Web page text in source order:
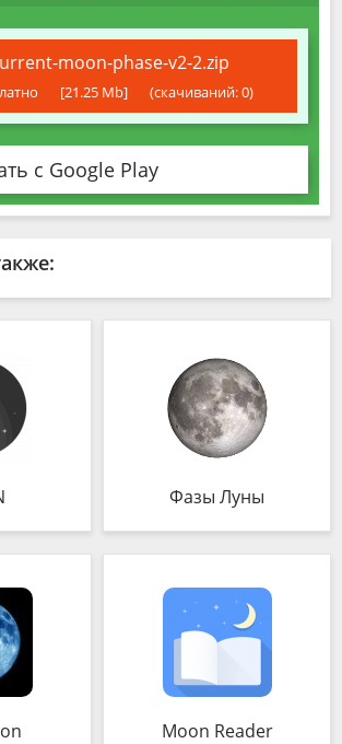
moon-phase-v2-2.zip
[21.25 Mb] (cкачиваний: 0)
с Google Play
Фазы Луны
Moon Reader